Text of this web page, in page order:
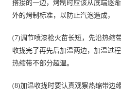
搭接的一边，烤制时应该从底端逐
外的烤制标准，以防止汽泡造成，
(7)调节喷漆枪火苗长短，先沿热缩
收拢完了再先后加温两边，加温过
热缩带不部分超温。
(8)加温收拢时要认真观察热缩带边